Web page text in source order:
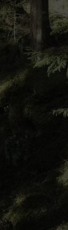
Ver todas